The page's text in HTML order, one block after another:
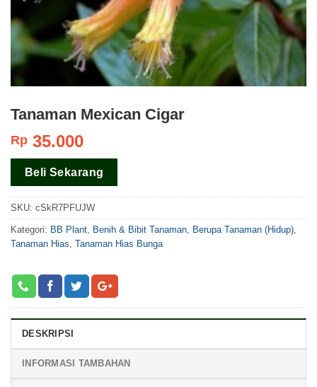
Tanaman Mexican Cigar
Rp 35.000
Beli Sekarang
SKU: cSkR7PFUJW
Kategori: BB Plant, Benih & Bibit Tanaman, Berupa Tanaman (Hidup),
Tanaman Hias, Tanaman Hias Bunga
DESKRIPSI
INFORMASI TAMBAHAN